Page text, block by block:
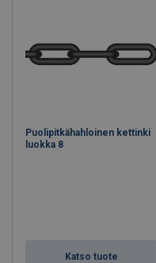
Puolipitkähahloinen kettinki
luokka 8
Katso tuote